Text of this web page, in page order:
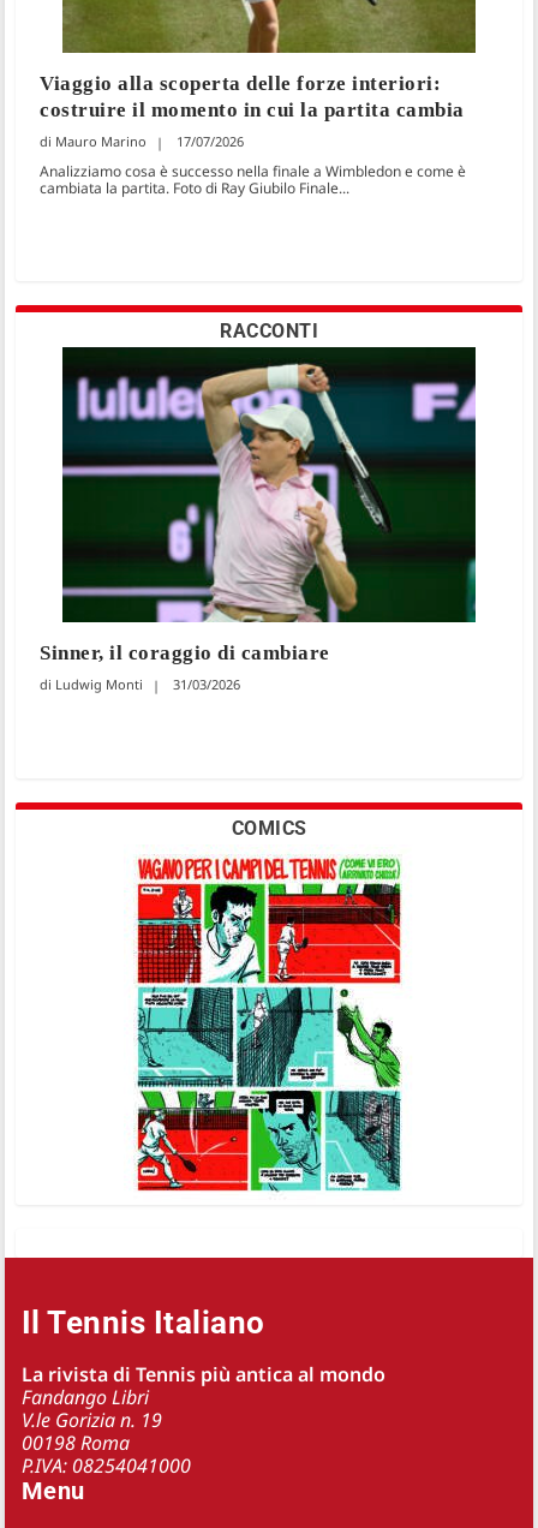
Viaggio alla scoperta delle forze interiori:
costruire il momento in cui la partita cambia
Mauro Marino 17/07/2026
Analizziamo cosa è successo nella finale a Wimbledon e come è
cambiata la partita. Foto di Ray Giubilo Finale...
RACCONTI
Sinner, il coraggio di cambiare
Ludwig Monti 31/03/2026
COMICS
Il Tennis Italiano
La rivista di Tennis più antica al mondo
Fandango Libri
V.le Gorizia n. 19
00198 Roma
P.IVA: 08254041000
Menu